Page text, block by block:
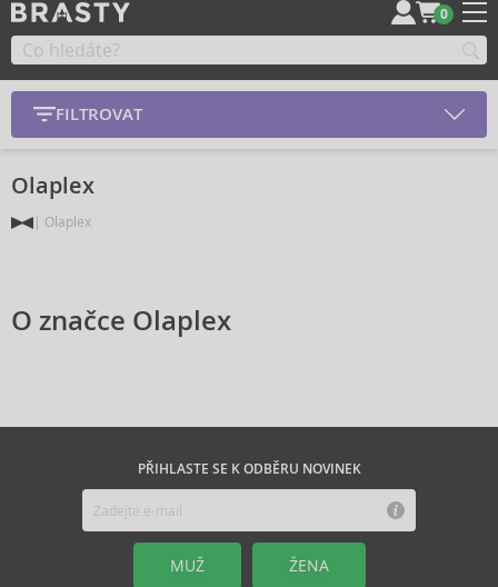
0
FILTROVAT
Olaplex
Olaplex
O značce Olaplex
PŘIHLASTE SE K ODBĚRU NOVINEK
MUŽ ŽENA